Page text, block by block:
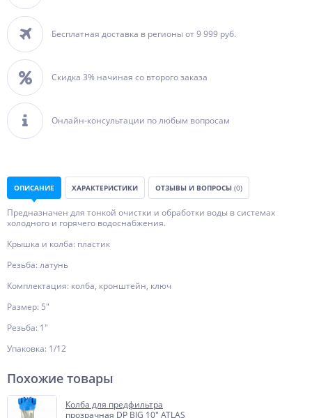
Бесплатная доставка в регионы от 9 999 руб.
Скидка 3% начиная со второго заказа
Онлайн-консультации по любым вопросам
ОПИСАНИЕ ХАРАКТЕРИСТИКИ ОТЗЫВЫ И ВОПРОСЫ (0)
Предназначен для тонкой очистки и обработки воды в системах
холодного и горячего водоснабжения.
Крышка и колба: пластик
Резьба: латунь
Комплектация: колба, кронштейн, ключ
Размер: 5"
Резьба: 1"
Упаковка: 1/12
Похожие товары
Колба для предфильтра
прозрачная DP BIG 10" ATLAS